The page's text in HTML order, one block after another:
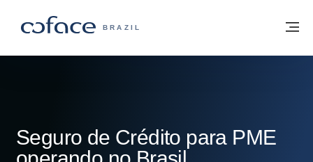
COFACE FOR TRADE - SITE DO GRUPO
BRAZIL
Voltar à página inicial
Seguro de Crédito para PME